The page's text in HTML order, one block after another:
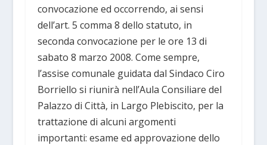
convocazione ed occorrendo, ai sensi
dell’art. 5 comma 8 dello statuto, in
seconda convocazione per le ore 13 di
sabato 8 marzo 2008. Come sempre,
l’assise comunale guidata dal Sindaco Ciro
Borriello si riunirà nell’Aula Consiliare del
Palazzo di Città, in Largo Plebiscito, per la
trattazione di alcuni argomenti
importanti: esame ed approvazione dello